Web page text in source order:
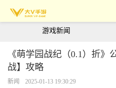
游戏新闻
《萌学园战纪（0.1）折》
战】攻略
新闻 2025-01-13 19:30:29